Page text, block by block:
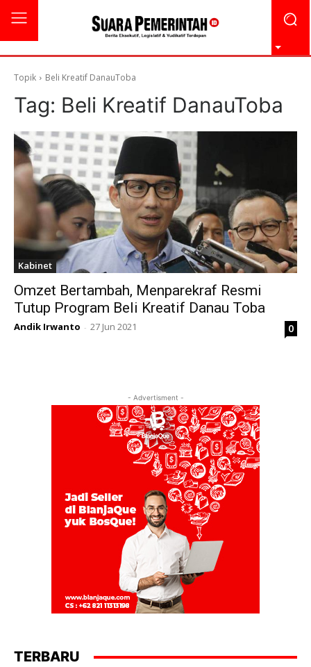
Topik Beli Kreatif DanauToba
Tag: Beli Kreatif DanauToba
Kabinet
Omzet Bertambah, Menparekraf Resmi
Tutup Program Beli Kreatif Danau Toba
Andik Irwanto - 27 Jun 2021 0
- Advertisment -
TERBARU